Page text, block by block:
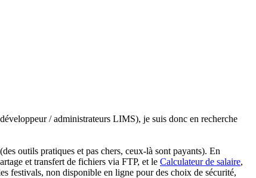
/ administrateurs LIMS), je suis donc en recherche
(des outils pratiques et pas chers, ceux-là sont payants). En
et transfert de fichiers via FTP, et le Calculateur de salaire,
festivals, non disponible en ligne pour des choix de sécurité,